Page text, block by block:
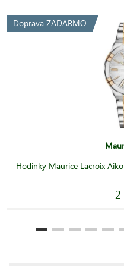
Doprava ZADARMO
Hodinky Maurice Lacroix
2